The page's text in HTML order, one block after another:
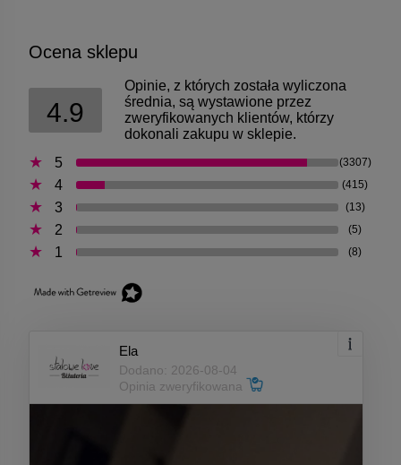
Ocena sklepu
4.9
Opinie, z których została wyliczona
średnia, są wystawione przez
zweryfikowanych klientów, którzy
dokonali zakupu w sklepie.
5
(3307)
4 (415)
3 (13)
2 (5)
1 (8)
Ela
Dodano: 2026-08-04
Opinia zweryfikowana